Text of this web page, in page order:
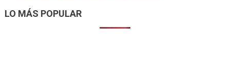
LO MÁS POPULAR